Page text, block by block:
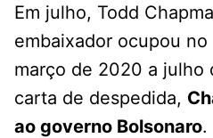
Em julho, Todd
embaixador ocupou
março de 2020 a julho
carta de despedida,
ao governo Bolsonaro.